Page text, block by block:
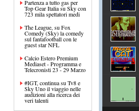
Partenza a tutto gas per
Top Gear Italia su Sky con
723 mila spettatori medi
The League, su Fox
Comedy (Sky) la comedy
sul fantafootball con le
guest star NFL
Calcio Estero Premium
Mediaset - Programma e
Telecronisti 23 - 29 Marzo
#IGT, continua su Tv8 e
Sky Uno il viaggio nelle
audizioni alla ricerca dei
veri talenti